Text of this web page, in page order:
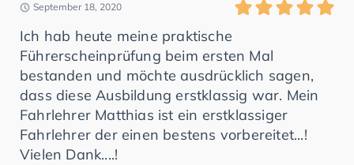
September 18, 2020
Ich hab heute meine praktische
Führerscheinprüfung beim ersten Mal
bestanden und möchte ausdrücklich sagen,
dass diese Ausbildung erstklassig war. Mein
Fahrlehrer Matthias ist ein erstklassiger
Fahrlehrer der einen bestens vorbereitet...!
Vielen Dank....!